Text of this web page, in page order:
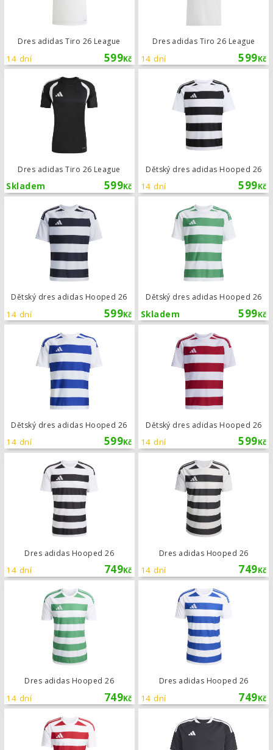
Dres adidas Tiro 26 League
599Kč
14 dní
Dres adidas Tiro 26 League
599Kč
14 dní
Dres adidas Tiro 26 League
599Kč
Skladem
Dětský dres adidas Hooped 26
599Kč
14 dní
Dětský dres adidas Hooped 26
599Kč
14 dní
Dětský dres adidas Hooped 26
599Kč
Skladem
Dětský dres adidas Hooped 26
599Kč
14 dní
Dětský dres adidas Hooped 26
599Kč
14 dní
Dres adidas Hooped 26
749Kč
14 dní
Dres adidas Hooped 26
749Kč
14 dní
Dres adidas Hooped 26
749Kč
14 dní
Dres adidas Hooped 26
749Kč
14 dní